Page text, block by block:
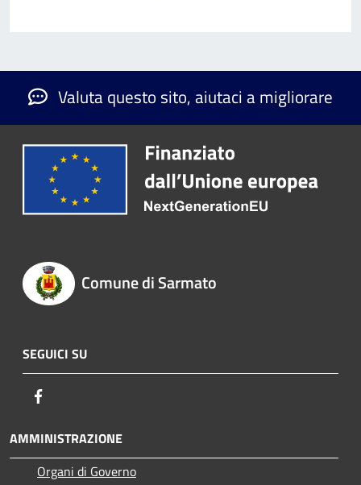
Valuta questo sito, aiutaci a migliorare
Comune di Sarmato
SEGUICI SU
AMMINISTRAZIONE
Organi di Governo